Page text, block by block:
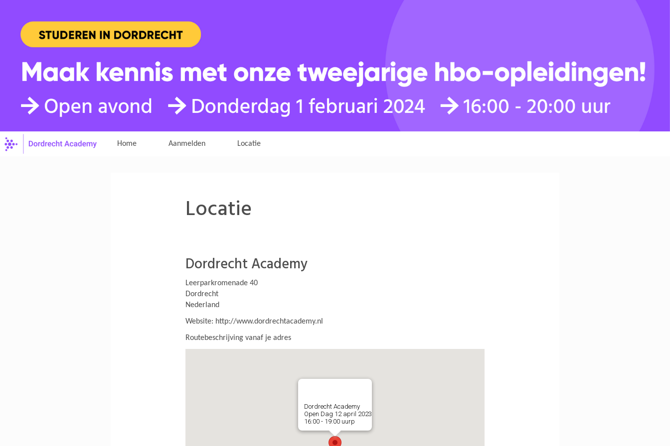
Home Aanmelden Locatie
Locatie
Dordrecht Academy
Leerparkromenade 40
Dordrecht
Nederland
Website: http://www.dordrechtacademy.nl
Routebeschrijving vanaf je adres
Dordrecht Academy
Open Dag 12 april 2023
16:00 - 19:00 uurp